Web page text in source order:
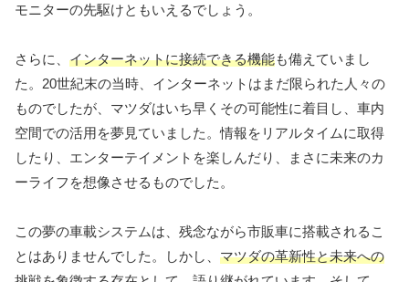
モニターの先駆けともいえるでしょう。
さらに、 インターネットに接続できる機能も備えていまし
た。20世紀末の当時、インターネットはまだ限られた人々の
ものでしたが、マツダはいち早くその可能性に着目し、車内
空間での活用を夢見ていました。情報をリアルタイムに取得
したり、エンターテイメントを楽しんだり、まさに未来のカ
ーライフを想像させるものでした。
この夢の車載システムは、残念ながら市販車に搭載されるこ
とはありませんでした。しかし、 マツダの革新性と未来への